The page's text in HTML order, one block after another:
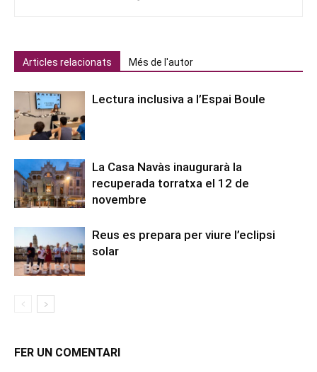
Articles relacionats Més de l'autor
Lectura inclusiva a l’Espai Boule
La Casa Navàs inaugurarà la
recuperada torratxa el 12 de
novembre
Reus es prepara per viure l’eclipsi
solar
FER UN COMENTARI